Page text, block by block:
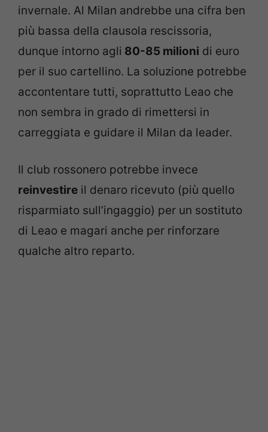
invernale. Al Milan andrebbe una cifra ben
più bassa della clausola rescissoria,
dunque intorno agli 80-85 milioni di euro
per il suo cartellino. La soluzione potrebbe
accontentare tutti, soprattutto Leao che
non sembra in grado di rimettersi in
carreggiata e guidare il Milan da leader.
Il club rossonero potrebbe invece
reinvestire il denaro ricevuto (più quello
risparmiato sull’ingaggio) per un sostituto
di Leao e magari anche per rinforzare
qualche altro reparto.